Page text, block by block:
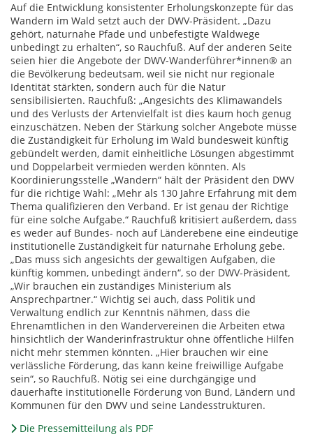
Auf die Entwicklung konsistenter Erholungskonzepte für das
Wandern im Wald setzt auch der DWV-Präsident. „Dazu
gehört, naturnahe Pfade und unbefestigte Waldwege
unbedingt zu erhalten“, so Rauchfuß. Auf der anderen Seite
seien hier die Angebote der DWV-Wanderführer*innen® an
die Bevölkerung bedeutsam, weil sie nicht nur regionale
Identität stärkten, sondern auch für die Natur
sensibilisierten. Rauchfuß: „Angesichts des Klimawandels
und des Verlusts der Artenvielfalt ist dies kaum hoch genug
einzuschätzen. Neben der Stärkung solcher Angebote müsse
die Zuständigkeit für Erholung im Wald bundesweit künftig
gebündelt werden, damit einheitliche Lösungen abgestimmt
und Doppelarbeit vermieden werden könnten. Als
Koordinierungsstelle „Wandern“ hält der Präsident den DWV
für die richtige Wahl: „Mehr als 130 Jahre Erfahrung mit dem
Thema qualifizieren den Verband. Er ist genau der Richtige
für eine solche Aufgabe.“ Rauchfuß kritisiert außerdem, dass
es weder auf Bundes- noch auf Länderebene eine eindeutige
institutionelle Zuständigkeit für naturnahe Erholung gebe.
„Das muss sich angesichts der gewaltigen Aufgaben, die
künftig kommen, unbedingt ändern“, so der DWV-Präsident,
„Wir brauchen ein zuständiges Ministerium als
Ansprechpartner.“ Wichtig sei auch, dass Politik und
Verwaltung endlich zur Kenntnis nähmen, dass die
Ehrenamtlichen in den Wandervereinen die Arbeiten etwa
hinsichtlich der Wanderinfrastruktur ohne öffentliche Hilfen
nicht mehr stemmen könnten. „Hier brauchen wir eine
verlässliche Förderung, das kann keine freiwillige Aufgabe
sein“, so Rauchfuß. Nötig sei eine durchgängige und
dauerhafte institutionelle Förderung von Bund, Ländern und
Kommunen für den DWV und seine Landesstrukturen.
Die Pressemitteilung als PDF